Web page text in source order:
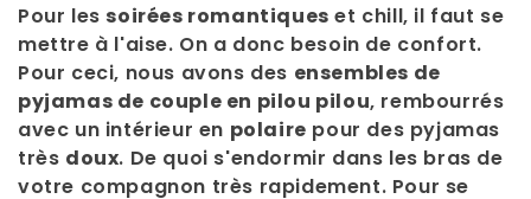
Pour les soirées romantiques et chill, il faut se
mettre à l'aise. On a donc besoin de confort.
Pour ceci, nous avons des ensembles de
pyjamas de couple en pilou pilou, rembourrés
avec un intérieur en polaire pour des pyjamas
très doux. De quoi s'endormir dans les bras de
votre compagnon très rapidement. Pour se